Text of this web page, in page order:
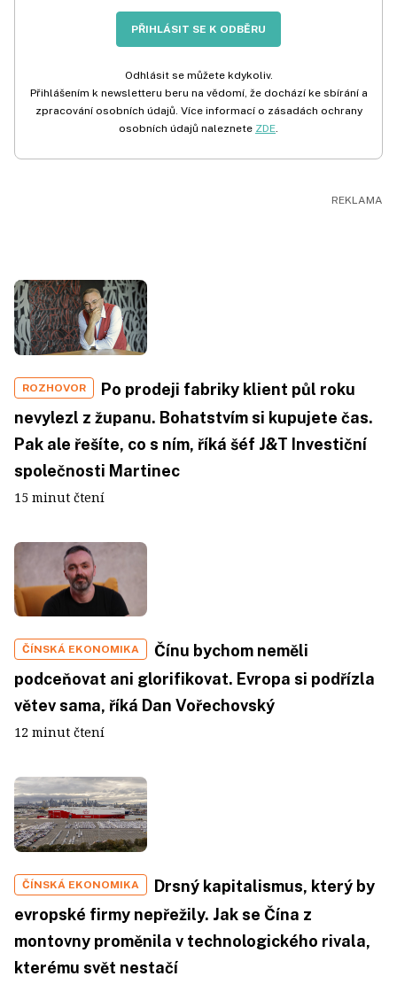
PŘIHLÁSIT SE K ODBĚRU
Odhlásit se můžete kdykoliv.
Přihlášením k newsletteru beru na vědomí, že dochází ke sbírání a
zpracování osobních údajů. Více informací o zásadách ochrany
osobních údajů naleznete ZDE.
ROZHOVOR
Po prodeji fabriky klient půl roku
nevylezl z županu. Bohatstvím si kupujete čas.
Pak ale řešíte, co s ním, říká šéf J&T Investiční
společnosti Martinec
15 minut čtení
ČÍNSKÁ EKONOMIKA
Čínu bychom neměli
podceňovat ani glorifikovat. Evropa si podřízla
větev sama, říká Dan Vořechovský
12 minut čtení
ČÍNSKÁ EKONOMIKA
Drsný kapitalismus, který by
evropské firmy nepřežily. Jak se Čína z
montovny proměnila v technologického rivala,
kterému svět nestačí